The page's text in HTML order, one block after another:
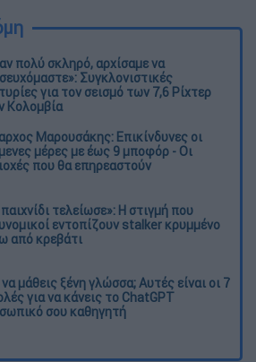
πολύ σκληρό, αρχίσαμε να
Συγκλονιστικές
για τον σεισμό των 7,6 Ρίχτερ
Κολομβία
Μαρουσάκης: Επικίνδυνες οι
μέρες με έως 9 μποφόρ - Οι
που θα επηρεαστούν
τελείωσε»: Η στιγμή που
εντοπίζουν stalker κρυμμένο
από κρεβάτι
μάθεις ξένη γλώσσα; Αυτές είναι οι 7
για να κάνεις το ChatGPT
σου καθηγητή